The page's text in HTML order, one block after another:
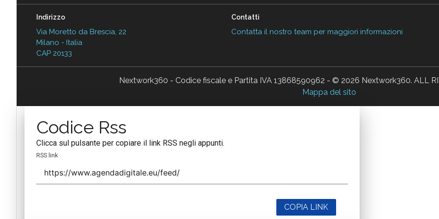
Indirizzo
Via Moretto da Brescia, 22
Milano - Italia
CAP 20133
Contatti
Contatta il nostro team per maggiori informazioni
Nextwork360 - Codice fiscale e Partita IVA 13868590962 - © 2026 Nextwork360. ALL
Mappa del sito
Codice Rss
Clicca sul pulsante per copiare il link RSS negli appunti.
RSS link
COPIA LINK